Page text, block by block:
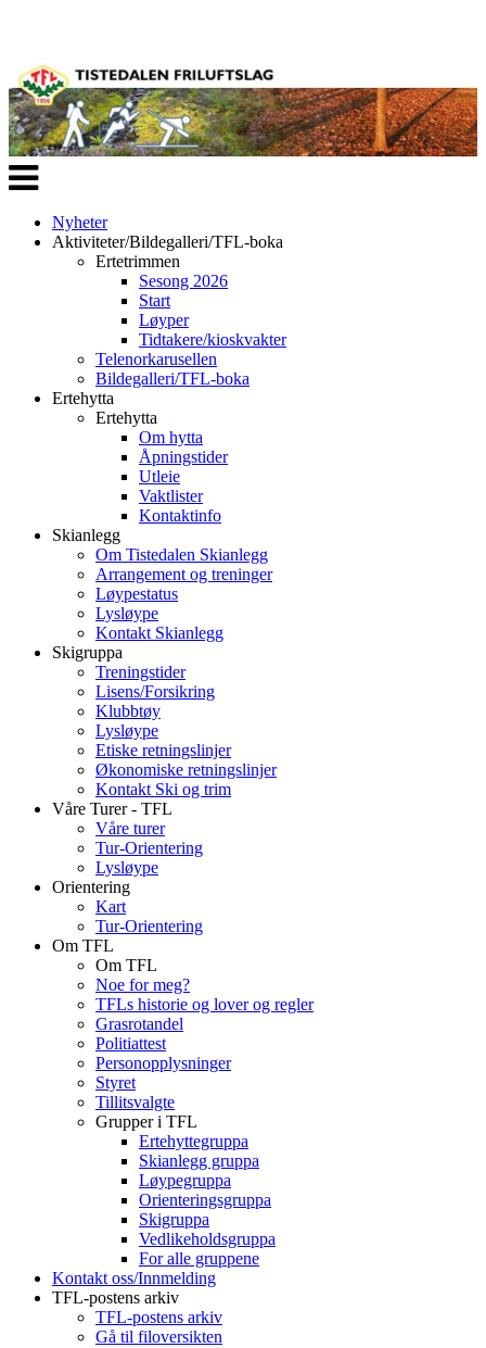
Veksle
navigasjon
Nyheter
Aktiviteter/Bildegalleri/TFL-boka
Ertetrimmen
Sesong 2026
Start
Løyper
Tidtakere/kioskvakter
Telenorkarusellen
Bildegalleri/TFL-boka
Ertehytta
Ertehytta
Om hytta
Åpningstider
Utleie
Vaktlister
Kontaktinfo
Skianlegg
Om Tistedalen Skianlegg
Arrangement og treninger
Løypestatus
Lysløype
Kontakt Skianlegg
Skigruppa
Treningstider
Lisens/Forsikring
Klubbtøy
Lysløype
Etiske retningslinjer
Økonomiske retningslinjer
Kontakt Ski og trim
Våre Turer - TFL
Våre turer
Tur-Orientering
Lysløype
Orientering
Kart
Tur-Orientering
Om TFL
Om TFL
Noe for meg?
TFLs historie og lover og regler
Grasrotandel
Politiattest
Personopplysninger
Styret
Tillitsvalgte
Grupper i TFL
Ertehyttegruppa
Skianlegg gruppa
Løypegruppa
Orienteringsgruppa
Skigruppa
Vedlikeholdsgruppa
For alle gruppene
Kontakt oss/Innmelding
TFL-postens arkiv
TFL-postens arkiv
Gå til filoversikten